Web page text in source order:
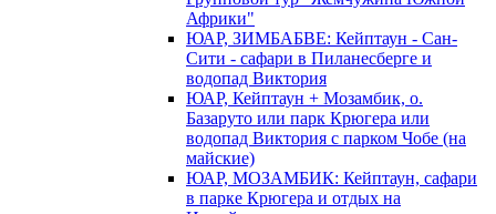
Африки"
ЮАР, ЗИМБАБВЕ: Кейптаун - Сан-
Сити - сафари в Пиланесберге и
водопад Виктория
ЮАР, Кейптаун + Мозамбик, о.
Базаруто или парк Крюгера или
водопад Виктория с парком Чобе (на
майские)
ЮАР, МОЗАМБИК: Кейптаун, сафари
в парке Крюгера и отдых на